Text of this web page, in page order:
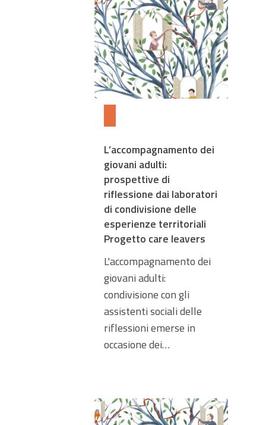
L’accompagnamento dei
giovani adulti:
prospettive di
riflessione dai laboratori
di condivisione delle
esperienze territoriali
Progetto care leavers
L'accompagnamento dei
giovani adulti:
condivisione con gli
assistenti sociali delle
riflessioni emerse in
occasione dei…